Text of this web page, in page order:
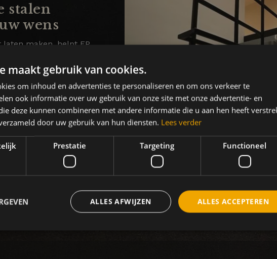
stalen
wens
maken, helpt FP
met
resultaat te
Fijn! We letten op de
Of het nu gaat
Precies zoals je
naar jouw wens
deze te vertalen naar
balustrade voor je
maakt gebruik van cookies.
om inhoud en advertenties te personaliseren en om ons verkeer te
ook informatie over uw gebruik van onze site met onze advertentie- en
deze kunnen combineren met andere informatie die u aan hen heeft
door uw gebruik van hun diensten. Lees verder
Prestatie Targeting Functioneel
ALLES ACCEPTEREN
ALLES AFWIJZEN